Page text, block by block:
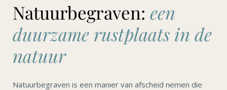
Natuurbegraven: een
duurzame rustplaats in de
natuur
Natuurbegraven is een manier van afscheid nemen die